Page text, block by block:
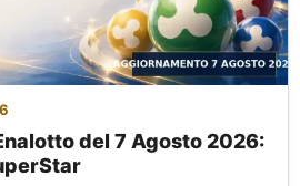
del 7 Agosto 2026: